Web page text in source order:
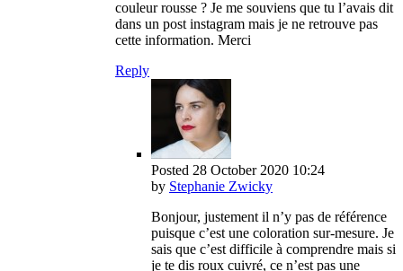
couleur rousse ? Je me souviens que tu l’avais dit
dans un post instagram mais je ne retrouve pas
cette information. Merci
Reply
Posted 28 October 2020 10:24
by Stephanie Zwicky
Bonjour, justement il n’y pas de référence
puisque c’est une coloration sur-mesure. Je
sais que c’est difficile à comprendre mais si
je te dis roux cuivré, ce n’est pas une